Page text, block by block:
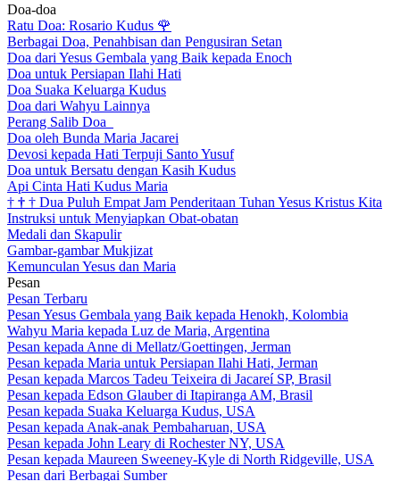
Doa-doa
Ratu Doa: Rosario Kudus 🌹
Berbagai Doa, Penahbisan dan Pengusiran Setan
Doa dari Yesus Gembala yang Baik kepada Enoch
Doa untuk Persiapan Ilahi Hati
Doa Suaka Keluarga Kudus
Doa dari Wahyu Lainnya
Perang Salib Doa
Doa oleh Bunda Maria Jacarei
Devosi kepada Hati Terpuji Santo Yusuf
Doa untuk Bersatu dengan Kasih Kudus
Api Cinta Hati Kudus Maria
† † † Dua Puluh Empat Jam Penderitaan Tuhan Yesus Kristus Kita
Instruksi untuk Menyiapkan Obat-obatan
Medali dan Skapulir
Gambar-gambar Mukjizat
Kemunculan Yesus dan Maria
Pesan
Pesan Terbaru
Pesan Yesus Gembala yang Baik kepada Henokh, Kolombia
Wahyu Maria kepada Luz de Maria, Argentina
Pesan kepada Anne di Mellatz/Goettingen, Jerman
Pesan kepada Maria untuk Persiapan Ilahi Hati, Jerman
Pesan kepada Marcos Tadeu Teixeira di Jacareí SP, Brasil
Pesan kepada Edson Glauber di Itapiranga AM, Brasil
Pesan kepada Suaka Keluarga Kudus, USA
Pesan kepada Anak-anak Pembaharuan, USA
Pesan kepada John Leary di Rochester NY, USA
Pesan kepada Maureen Sweeney-Kyle di North Ridgeville, USA
Pesan dari Berbagai Sumber